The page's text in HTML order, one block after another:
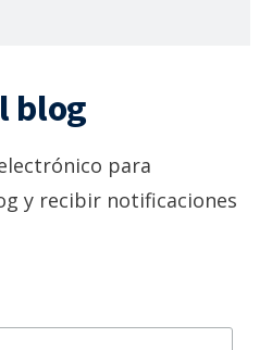
blog
para
y recibir notificaciones